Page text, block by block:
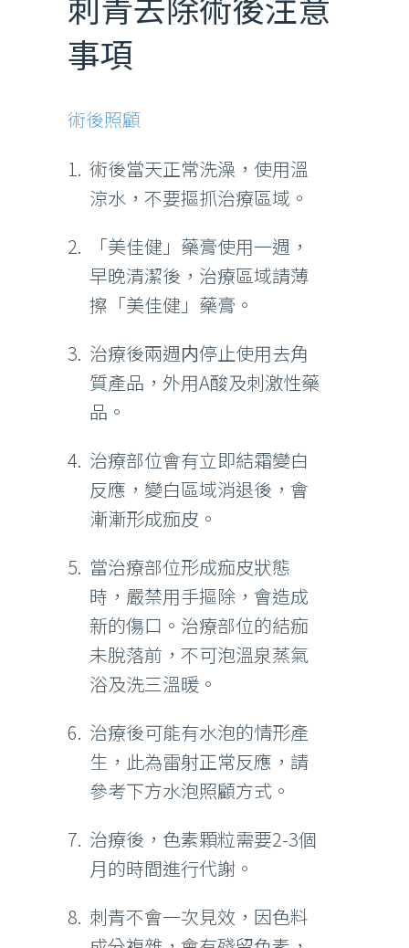
事項
術後照顧
術後當天正常洗澡，使用溫
涼水，不要摳抓治療區域。
「美佳健」藥膏使用一週，
早晚清潔後，治療區域請薄
擦「美佳健」藥膏。
治療後兩週内停止使用去角
質產品，外用A酸及刺激性藥
品。
治療部位會有立即結霜變白
反應，變白區域消退後，會
漸漸形成痂皮。
當治療部位形成痂皮狀態
時，嚴禁用手摳除，會造成
新的傷口。治療部位的結痂
未脫落前，不可泡溫泉蒸氣
浴及洗三溫暖。
治療後可能有水泡的情形產
生，此為雷射正常反應，請
參考下方水泡照顧方式。
治療後，色素顆粒需要2-3個
月的時間進行代謝。
刺青不會一次見效，因色料